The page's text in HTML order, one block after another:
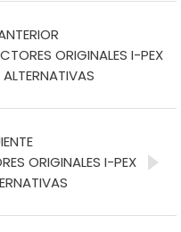
ORIGINALES I-PEX
ORIGINALES I-PEX